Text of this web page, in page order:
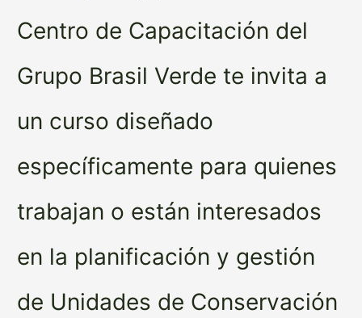
Centro de Capacitación del
Grupo Brasil Verde te invita a
un curso diseñado
específicamente para quienes
trabajan o están interesados
en la planificación y gestión
de Unidades de Conservación